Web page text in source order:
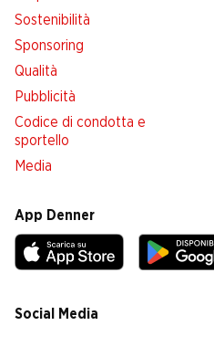
Sostenibilità
Sponsoring
Qualità
Pubblicità
Codice di condotta e
sportello
Media
App Denner
Social Media